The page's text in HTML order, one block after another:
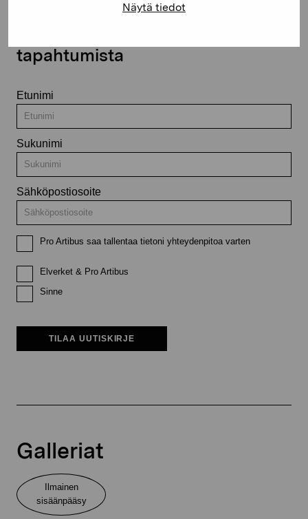
Näytä tiedot
tapahtumista
Etunimi
Sukunimi
Sähköpostiosoite
Pro Artibus saa tallentaa tietoni yhteydenpitoa varten
Elverket & Pro Artibus
Sinne
TILAA UUTISKIRJE
Galleriat
Ilmainen
sisäänpääsy